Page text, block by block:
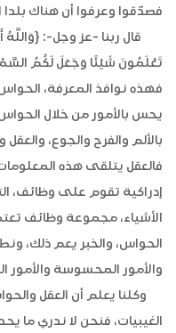
فصدّقوا وعرفوا أن هناك
قال ربنا -عز وجل-:
تَعْلَمُونَ شَيْئًا وَجَعَلَ لَكُمُ
فهذه نوافذ المعرفة،
يحس بالأمور من خلال
بالألم والفرح والجوع،
فالعقل يتلقى هذه
إدراكية تقوم على وظائف،
الأشياء، مجموعة وظائف
الحواس، والخبر يعم ذلك،
والأمور المحسوسة والأمور
وكلنا يعلم أن العقل
الغيبيات، فنحن لا ندري ما